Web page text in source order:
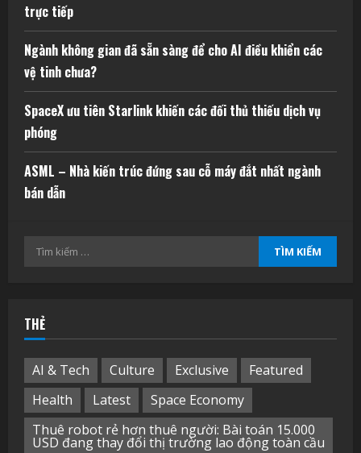
trực tiếp
Ngành không gian đã sẵn sàng để cho AI điều khiển các
vệ tinh chưa?
SpaceX ưu tiên Starlink khiến các đối thủ thiếu dịch vụ
phóng
ASML – Nhà kiến trúc đứng sau cỗ máy đắt nhất ngành
bán dẫn
Tìm
THẺ
AI & Tech Culture Exclusive
Featured
Health
Latest
Space Economy
Thuê robot rẻ hơn thuê người: Bài toán 15.000
USD đang thay đổi thị trường lao động toàn cầu